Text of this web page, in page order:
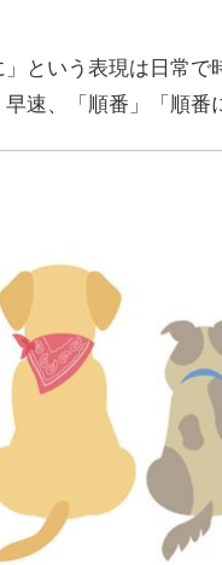
」という表現は日常
速、「順番」「順番